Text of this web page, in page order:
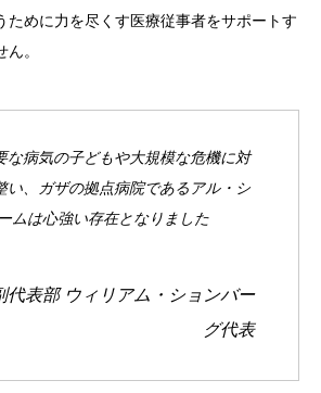
ために力を尽くす医療従事者をサポートす
。
な病気の子どもや大規模な危機に対
い、ガザの拠点病院であるアル・シ
ムは心強い存在となりました
代表部 ウィリアム・ションバー
グ代表